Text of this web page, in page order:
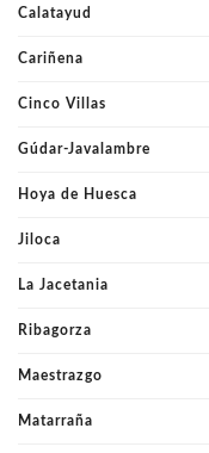
Calatayud
Cariñena
Cinco Villas
Gúdar-Javalambre
Hoya de Huesca
Jiloca
La Jacetania
Ribagorza
Maestrazgo
Matarraña